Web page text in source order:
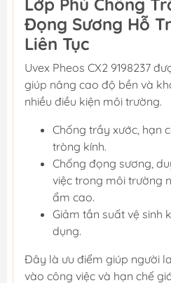
Lớp Phủ Chống
Đọng Sương Hỗ
Liên Tục
Uvex Pheos CX2 9198237
giúp nâng cao độ bền và
nhiều điều kiện môi trường.
Chống trầy xước, hạn
tròng kính.
Chống đọng sương,
việc trong môi trường
ẩm cao.
Giảm tần suất vệ sinh
dụng.
Đây là ưu điểm giúp người
vào công việc và hạn chế